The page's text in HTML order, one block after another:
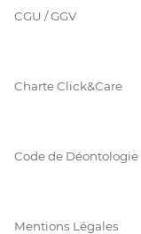
CGU / GGV
Charte Click&Care
Code de Déontologie
Mentions Légales